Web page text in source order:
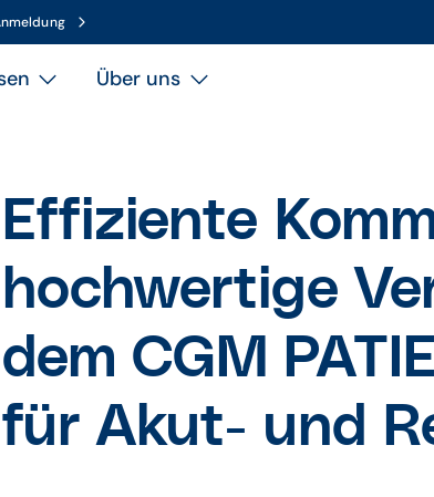
Über uns
Effiziente
hoch­wertige
dem CGM
für Akut- und